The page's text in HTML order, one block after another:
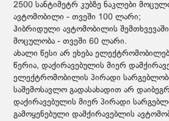
2500 სანტიმეტრ კუბზე ნაკლები
ავტომობილი - თვეში 100 ლარი;
ჰიბრიდული ავტომობილის
მოცულობა - თვეში 60 ლარი.
ახალი წესი არ ეხება
წერია, დაქირავებულის მიერ
ელექტრომობილის პირადი
საშემოსავლო გადასახადით არ
დაქირავებულის მიერ პირადი
გამოყენებული დამქირავებლის